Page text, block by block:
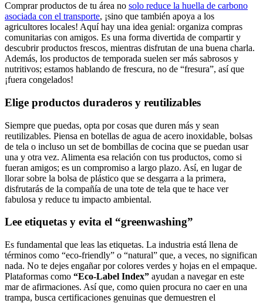
Comprar productos de tu área no solo reduce la huella de carbono
asociada con el transporte, ¡sino que también apoya a los
agricultores locales! Aquí hay una idea genial: organiza compras
comunitarias con amigos. Es una forma divertida de compartir y
descubrir productos frescos, mientras disfrutan de una buena charla.
Además, los productos de temporada suelen ser más sabrosos y
nutritivos; estamos hablando de frescura, no de “fresura”, así que
¡fuera congelados!
Elige productos duraderos y reutilizables
Siempre que puedas, opta por cosas que duren más y sean
reutilizables. Piensa en botellas de agua de acero inoxidable, bolsas
de tela o incluso un set de bombillas de cocina que se puedan usar
una y otra vez. Alimenta esa relación con tus productos, como si
fueran amigos; es un compromiso a largo plazo. Así, en lugar de
llorar sobre la bolsa de plástico que se desgarra a la primera,
disfrutarás de la compañía de una tote de tela que te hace ver
fabulosa y reduce tu impacto ambiental.
Lee etiquetas y evita el “greenwashing”
Es fundamental que leas las etiquetas. La industria está llena de
términos como “eco-friendly” o “natural” que, a veces, no significan
nada. No te dejes engañar por colores verdes y hojas en el empaque.
Plataformas como “Eco-Label Index” ayudan a navegar en este
mar de afirmaciones. Así que, como quien procura no caer en una
trampa, busca certificaciones genuinas que demuestren el